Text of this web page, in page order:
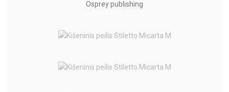
Osprey publishing